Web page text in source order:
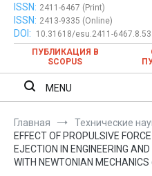
публикация
ежемесячном
Евразийский Союз Ученых
ежемесячном
ISSN: 2411-6467 (Print)
ISSN: 2413-9335 (Online)
DOI:
10.31618/esu.2411-
ПУБЛИКАЦИЯ В
SCOPUS
MENU
Главная
Технические
EFFECT OF PROPULSIVE
EJECTION IN ENGINEERING
WITH NEWTONIAN